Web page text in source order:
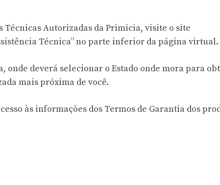
Técnicas Autorizadas da Primicia, visite o site
Técnica” no parte inferior da página virtual.
onde deverá selecionar o Estado onde mora para
mais próxima de você.
às informações dos Termos de Garantia dos